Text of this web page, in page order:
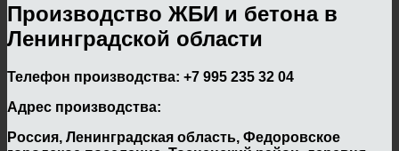
Производство ЖБИ и бетона в
Ленинградской области
Телефон производства: +7 995 235 32 04
Адрес производства:
Россия, Ленинградская область, Федоровское